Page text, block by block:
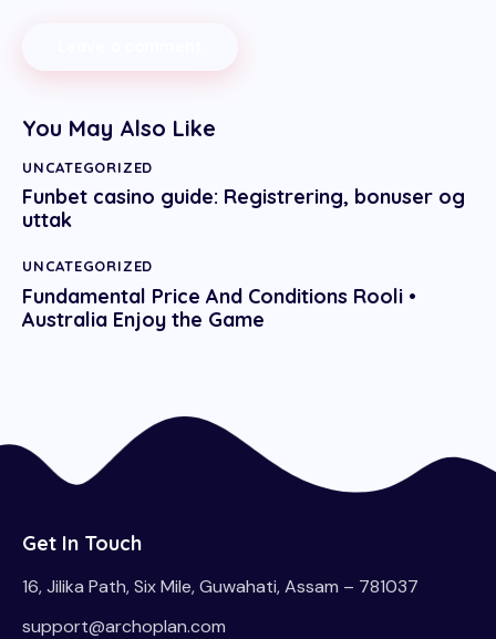
You May Also Like
UNCATEGORIZED
Funbet casino guide: Registrering, bonuser og
uttak
UNCATEGORIZED
Fundamental Price And Conditions Rooli •
Australia Enjoy the Game
Get In Touch
16, Jilika Path, Six Mile, Guwahati, Assam – 781037
support@archoplan.com